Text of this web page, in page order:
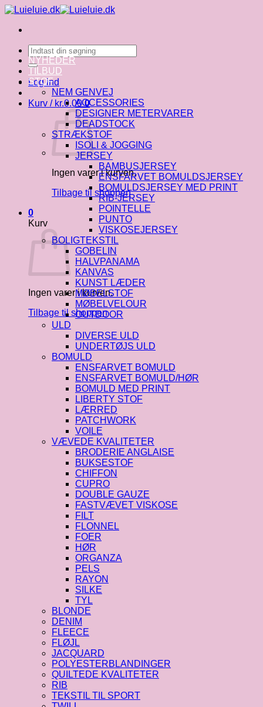
Fortsæt
indhold
Søg
efter:
Log ind
Kurv / kr.0.00 0
Ingen varer i kurven.
Tilbage til shoppen
0
Kurv
Ingen varer i kurven.
Tilbage til shoppen
NYHEDER
TILBUD
STOF
NEM GENVEJ
ACCESSORIES
DESIGNER METERVARER
DEADSTOCK
STRÆKSTOF
ISOLI & JOGGING
JERSEY
BAMBUSJERSEY
ENSFARVET BOMULDSJERSEY
BOMULDSJERSEY MED PRINT
RIB-JERSEY
POINTELLE
PUNTO
VISKOSEJERSEY
BOLIGTEKSTIL
GOBELIN
HALVPANAMA
KANVAS
KUNST LÆDER
MØBELSTOF
MØBELVELOUR
OUTDOOR
ULD
DIVERSE ULD
UNDERTØJS ULD
BOMULD
ENSFARVET BOMULD
ENSFARVET BOMULD/HØR
BOMULD MED PRINT
LIBERTY STOF
LÆRRED
PATCHWORK
VOILE
VÆVEDE KVALITETER
BRODERIE ANGLAISE
BUKSESTOF
CHIFFON
CUPRO
DOUBLE GAUZE
FASTVÆVET VISKOSE
FILT
FLONNEL
FOER
HØR
ORGANZA
PELS
RAYON
SILKE
TYL
BLONDE
DENIM
FLEECE
FLØJL
JACQUARD
POLYESTERBLANDINGER
QUILTEDE KVALITETER
RIB
TEKSTIL TIL SPORT